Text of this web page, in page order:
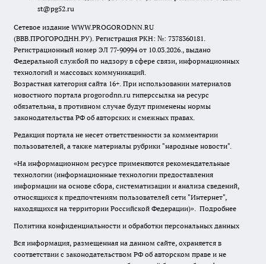
st@pg52.ru
Сетевое издание WWW.PROGORODNN.RU
(ВВВ.ПРОГОРОДНН.РУ). Регистрация РКН: №: 7378360181.
Регистрационный номер ЭЛ 77-90994 от 10.03.2026., выдано
Федеральной службой по надзору в сфере связи, информационных
технологий и массовых коммуникаций.
Возрастная категория сайта 16+. При использовании материалов
новостного портала progorodnn.ru гиперссылка на ресурс
обязательна, в противном случае будут применены нормы
законодательства РФ об авторских и смежных правах.
Редакция портала не несет ответственности за комментарии
пользователей, а также материалы рубрики "народные новости".
«На информационном ресурсе применяются рекомендательные
технологии (информационные технологии предоставления
информации на основе сбора, систематизации и анализа сведений,
относящихся к предпочтениям пользователей сети "Интернет",
находящихся на территории Российской Федерации)». Подробнее
Политика конфиденциальности и обработки персональных данных
Вся информация, размещенная на данном сайте, охраняется в
соответствии с законодательством РФ об авторском праве и не